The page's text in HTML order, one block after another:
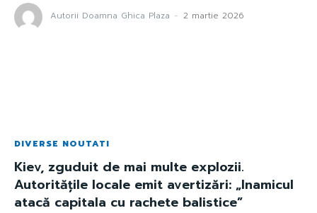
Autorii Doamna Ghica Plaza - 2 martie 2026
DIVERSE NOUTATI
Kiev, zguduit de mai multe explozii.
Autoritățile locale emit avertizări: „Inamicul
atacă capitala cu rachete balistice”